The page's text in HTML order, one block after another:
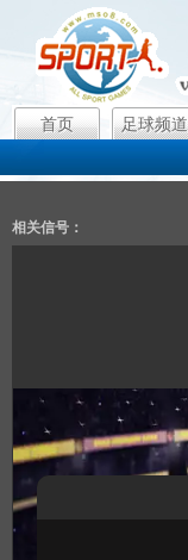
首页 足球频道
相关信号：